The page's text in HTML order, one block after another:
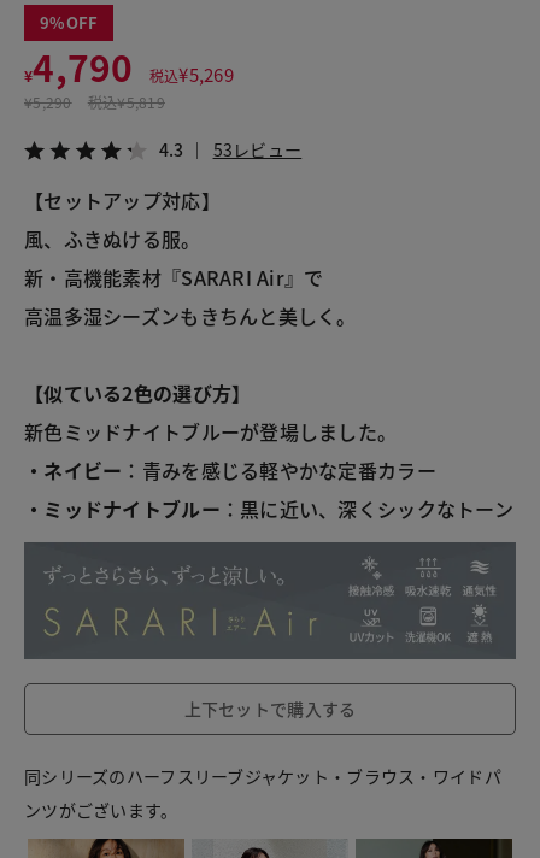
9
¥4,790 税込¥5,269
¥5,290 税込¥5,819
4.3 53レビュー
【セットアップ対応】
風、ふきぬける服。
新・高機能素材『SARARI Air』で
高温多湿シーズンもきちんと美しく。
【似ている2色の選び方】
新色ミッドナイトブルーが登場しました。
・ネイビー ：青みを感じる軽やかな定番カラー
・ミッドナイトブルー ：黒に近い、深くシックなトーン
上下セットで購入する
同シリーズのハーフスリーブジャケット・ブラウス・ワイドパ
ンツがございます。